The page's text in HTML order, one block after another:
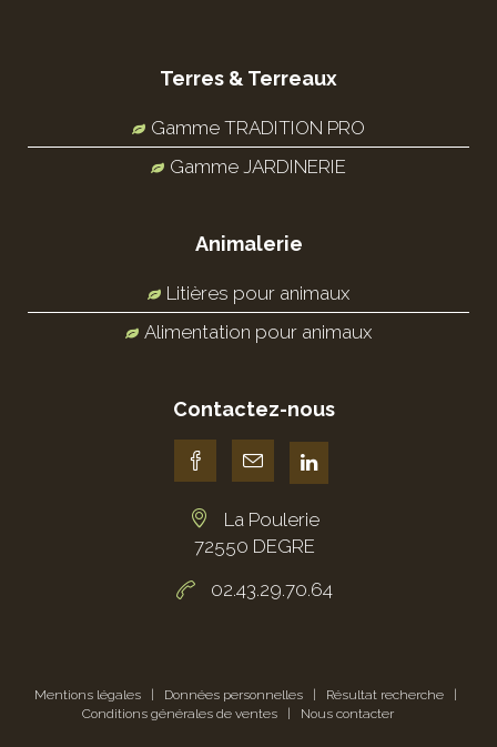
Terres & Terreaux
Gamme TRADITION PRO
Gamme JARDINERIE
Animalerie
Litières pour animaux
Alimentation pour animaux
Contactez-nous
La Poulerie
72550 DEGRE
02.43.29.70.64
Mentions légales| Données personnelles| Résultat recherche|
Conditions générales de ventes| Nous contacter